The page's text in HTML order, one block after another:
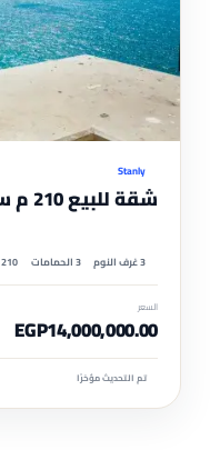
Stanly
شقة للبيع 210 م ستانلي (علي البحر مباشرة)
3 غرف النوم 3 الحمامات 210 م²
السعر
EGP14,000,000.00
تم التحديث مؤخرًا